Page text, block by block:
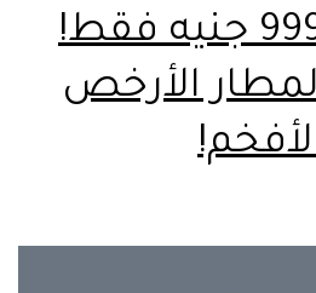
المطار بـ 999 جنيه فقط!
الأرخص